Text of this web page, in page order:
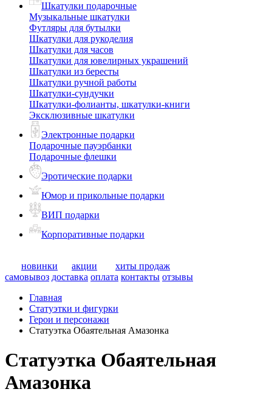
Шкатулки подарочные
Музыкальные шкатулки
Футляры для бутылки
Шкатулки для рукоделия
Шкатулки для часов
Шкатулки для ювелирных украшений
Шкатулки из бересты
Шкатулки ручной работы
Шкатулки-сундучки
Шкатулки-фолианты, шкатулки-книги
Эксклюзивные шкатулки
Электронные подарки
Подарочные пауэрбанки
Подарочные флешки
Эротические подарки
Юмор и прикольные подарки
ВИП подарки
Корпоративные подарки
новинки акции
хиты продаж
самовывоз доставка оплата контакты отзывы
Главная
Статуэтки и фигурки
Герои и персонажи
Статуэтка Обаятельная Амазонка
Статуэтка Обаятельная
Амазонка